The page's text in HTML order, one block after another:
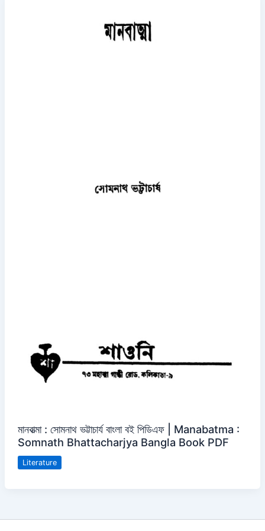
মানবাত্মা : সোমনাথ ভট্টাচার্য বাংলা বই পিডিএফ | Manabatma :
Somnath Bhattacharjya Bangla Book PDF
Literature